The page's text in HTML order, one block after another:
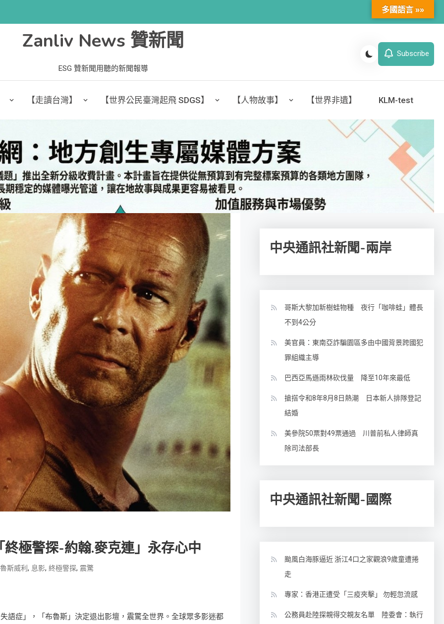
Zanliv News 贊新聞
ESG 贊新聞用聽的新聞報導
Subscribe
【走讀台灣】 【世界公民臺灣起飛 SDGS】 【人物故事】 【世界非遺】 KLM-test
極警探-約翰.麥克連」永存心中
斯威利 , 息影, 終極警探, 震驚
語症」，「布魯斯」決定退出影壇，震驚全世界。全球眾多影迷都
中央通訊社新聞-兩岸
哥斯大黎加新樹蛙物種 夜行「咖啡蛙」體長
不到4公分
美官員：東南亞詐騙園區多由中國背景跨國犯
罪組織主導
巴西亞馬遜雨林砍伐量 降至10年來最低
搶搭令和8年8月8日熱潮 日本新人排隊登記
結婚
美參院50票對49票通過 川普前私人律師真
除司法部長
中央通訊社新聞-國際
颱風白海豚逼近 浙江4口之家觀浪9歲童遭捲
走
專家：香港正遭受「三疫夾擊」 勿輕忽流感
公務員赴陸探親得交親友名單 陸委會：執行
多國語言 »»